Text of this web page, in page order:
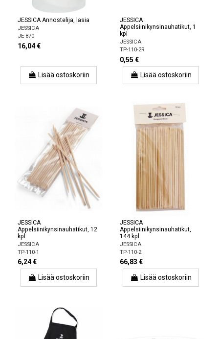
JESSICA Annostelija, lasia
JESSICA
JE-870
16,04 €
Lisää ostoskoriin
JESSICA
Appelsiinikynsinauhatikut, 1
kpl
JESSICA
TP-110-2R
0,55 €
Lisää ostoskoriin
JESSICA
Appelsiinikynsinauhatikut, 12
kpl
JESSICA
TP-110-1
6,24 €
Lisää ostoskoriin
JESSICA
Appelsiinikynsinauhatikut,
144 kpl
JESSICA
TP-110-2
66,83 €
Lisää ostoskoriin